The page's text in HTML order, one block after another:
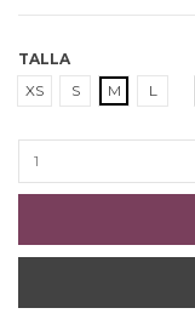
TALLA
XS
S M L